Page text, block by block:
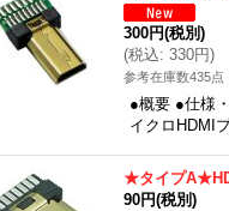
300円(税別)
(税込: 330円)
参考在庫数435点
●概要 ●仕様
イクロHDMI
★タイプ
90円(税別)